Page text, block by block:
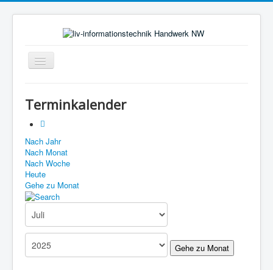
Toggle
Navigation
Aktuelles
Leistungen
Ausbildung
Fachbetriebe
Unsere Kontaktdaten
Links
Impressum
Terminkalender
Nach Jahr
Nach Monat
Nach Woche
Heute
Gehe zu Monat
Gehe zu Monat